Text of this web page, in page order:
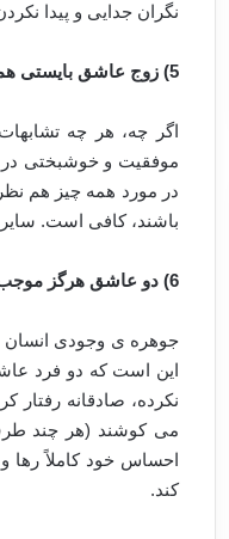
نگران جدایی و پیدا
5) زوج عاشق بایستی همچون دو نیمه سیب باشند.
اگر چه، هر چه
موفقیت و خوشبختی در
در مورد همه چیز هم
باشند، کافی است.
6) دو عاشق هرگز موجب رنجش و آزردگی همدیگر نمی شوند.
جوهره ی وجودی انسان
این است که دو فرد
نکرده، صادقانه رفتار
می کوشند (هر چند طرف
احساس خود کاملاً رها
کند.